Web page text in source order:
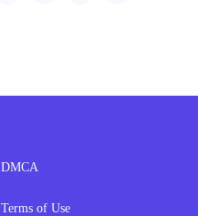
DMCA
Terms of Use